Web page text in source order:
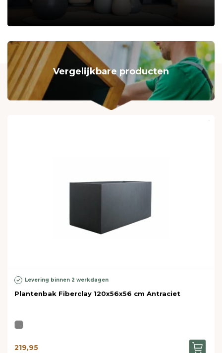
Vergelijkbare producten
Levering binnen 2 werkdagen
Plantenbak Fiberclay 120x56x56 cm Antraciet
219,95